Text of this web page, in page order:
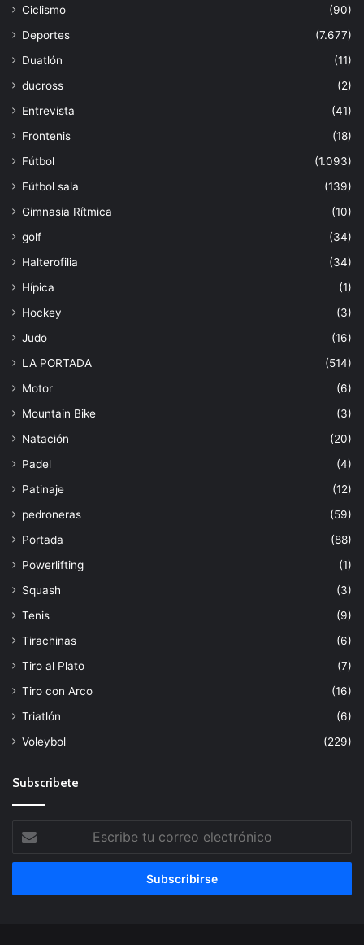
Ciclismo
(90)
Deportes
(7.677)
Duatlón
(11)
ducross
(2)
Entrevista
(41)
Frontenis
(18)
Fútbol
(1.093)
Fútbol sala
(139)
Gimnasia Rítmica
(10)
golf
(34)
Halterofilia
(34)
Hípica
(1)
Hockey
(3)
Judo
(16)
LA PORTADA
(514)
Motor
(6)
Mountain Bike
(3)
Natación
(20)
Padel
(4)
Patinaje
(12)
pedroneras
(59)
Portada
(88)
Powerlifting
(1)
Squash
(3)
Tenis
(9)
Tirachinas
(6)
Tiro al Plato
(7)
Tiro con Arco
(16)
Triatlón
(6)
Voleybol
(229)
Subscribete
Escribe
tu
correo